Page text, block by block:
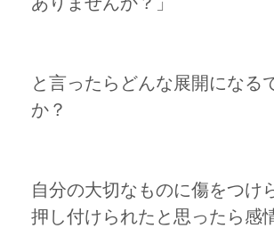
と言ったらどんな展開になる
か？
自分の大切なものに傷をつけ
押し付けられたと思ったら感